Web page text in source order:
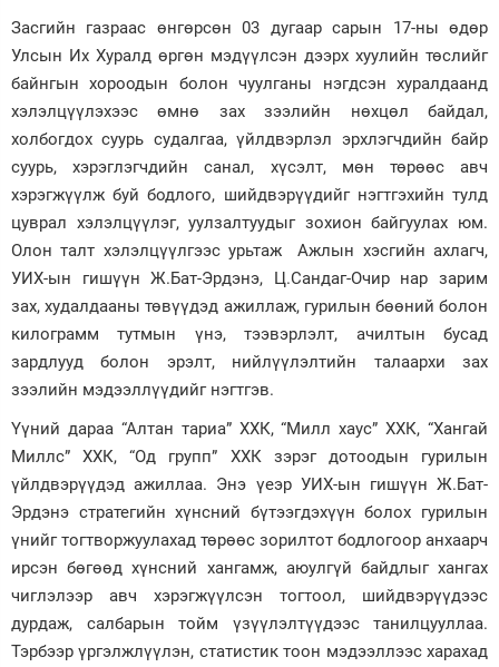
Засгийн газраас өнгөрсөн 03 дугаар сарын 17-ны өдөр
Улсын Их Хуралд өргөн мэдүүлсэн дээрх хуулийн төслийг
байнгын хороодын болон чуулганы нэгдсэн хуралдаанд
хэлэлцүүлэхээс өмнө зах зээлийн нөхцөл байдал,
холбогдох суурь судалгаа, үйлдвэрлэл эрхлэгчдийн байр
суурь, хэрэглэгчдийн санал, хүсэлт, мөн төрөөс авч
хэрэгжүүлж буй бодлого, шийдвэрүүдийг нэгтгэхийн тулд
цуврал хэлэлцүүлэг, уулзалтуудыг зохион байгуулах юм.
Олон талт хэлэлцүүлгээс урьтаж Ажлын хэсгийн ахлагч,
УИХ-ын гишүүн Ж.Бат-Эрдэнэ, Ц.Сандаг-Очир нар зарим
зах, худалдааны төвүүдэд ажиллаж, гурилын бөөний болон
килограмм тутмын үнэ, тээвэрлэлт, ачилтын бусад
зардлууд болон эрэлт, нийлүүлэлтийн талаархи зах
зээлийн мэдээллүүдийг нэгтгэв.
Үүний дараа “Алтан тариа” ХХК, “Милл хаус” ХХК, “Хангай
Миллс” ХХК, “Од групп” ХХК зэрэг дотоодын гурилын
үйлдвэрүүдэд ажиллаа. Энэ үеэр УИХ-ын гишүүн Ж.Бат-
Эрдэнэ стратегийн хүнсний бүтээгдэхүүн болох гурилын
үнийг тогтворжуулахад төрөөс зорилтот бодлогоор анхаарч
ирсэн бөгөөд хүнсний хангамж, аюулгүй байдлыг хангах
чиглэлээр авч хэрэгжүүлсэн тогтоол, шийдвэрүүдээс
дурдаж, салбарын тойм үзүүлэлтүүдээс танилцууллаа.
Тэрбээр үргэлжлүүлэн, статистик тоон мэдээллээс харахад